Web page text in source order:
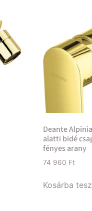
Deante
alatti bidé
fényes arany
74 960 Ft
Kosárba